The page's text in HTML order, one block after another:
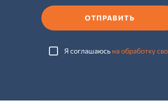
ОТПРАВИТЬ
Я соглашаюсь на обработку